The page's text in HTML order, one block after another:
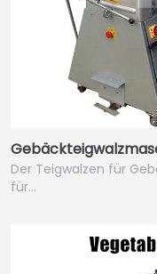
Der Teigwalzen für
für…